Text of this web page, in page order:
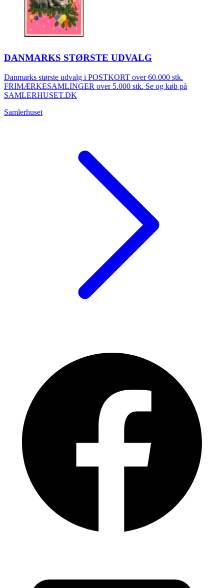
DANMARKS STØRSTE UDVALG
Danmarks største udvalg i POSTKORT over 60.000 stk.
FRIMÆRKESAMLINGER over 5.000 stk. Se og køb på
SAMLERHUSET.DK
Samlerhuset